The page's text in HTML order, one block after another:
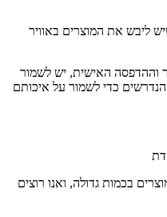
ליבש את המוצרים באוויר
וההדפסה האישית, יש לשמור
כדי לשמור על איכותם
בכמות גדולה, ואנו רוצים